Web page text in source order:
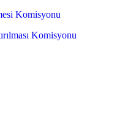
Komisyonu
Komisyonu